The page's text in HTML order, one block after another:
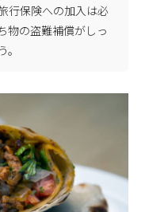
行保険への加入は必
物の盗難補償がしっ